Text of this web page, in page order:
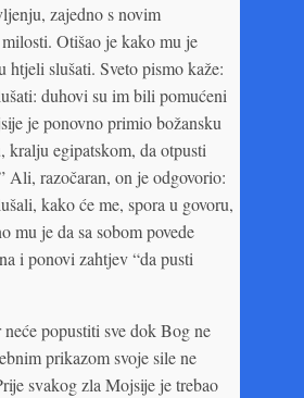
zajedno s novim
Otišao je kako mu je
htjeli slušati. Sveto pismo kaže:
duhovi su im bili pomućeni
je ponovno primio božansku
kralju egipatskom, da otpusti
Ali, razočaran, on je odgovorio:
kako će me, spora u govoru,
mu je da sa sobom povede
i ponovi zahtjev “da pusti
popustiti sve dok Bog ne
prikazom svoje sile ne
svakog zla Mojsije je trebao